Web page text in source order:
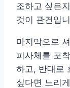
조하고 싶은
것이 관건입
마지막으로
피사체를 포
하고, 반대로
싶다면 느리